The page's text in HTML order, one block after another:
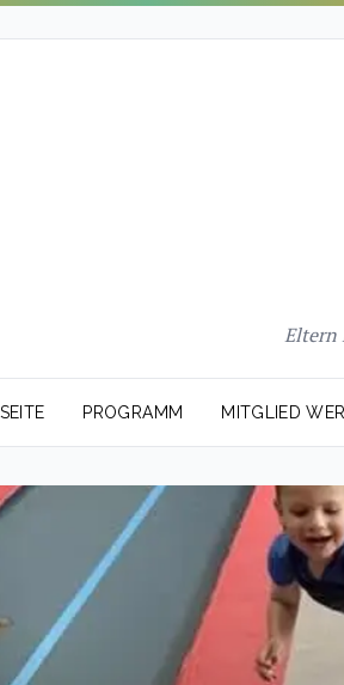
Eltern
PROGRAMM MITGLIED